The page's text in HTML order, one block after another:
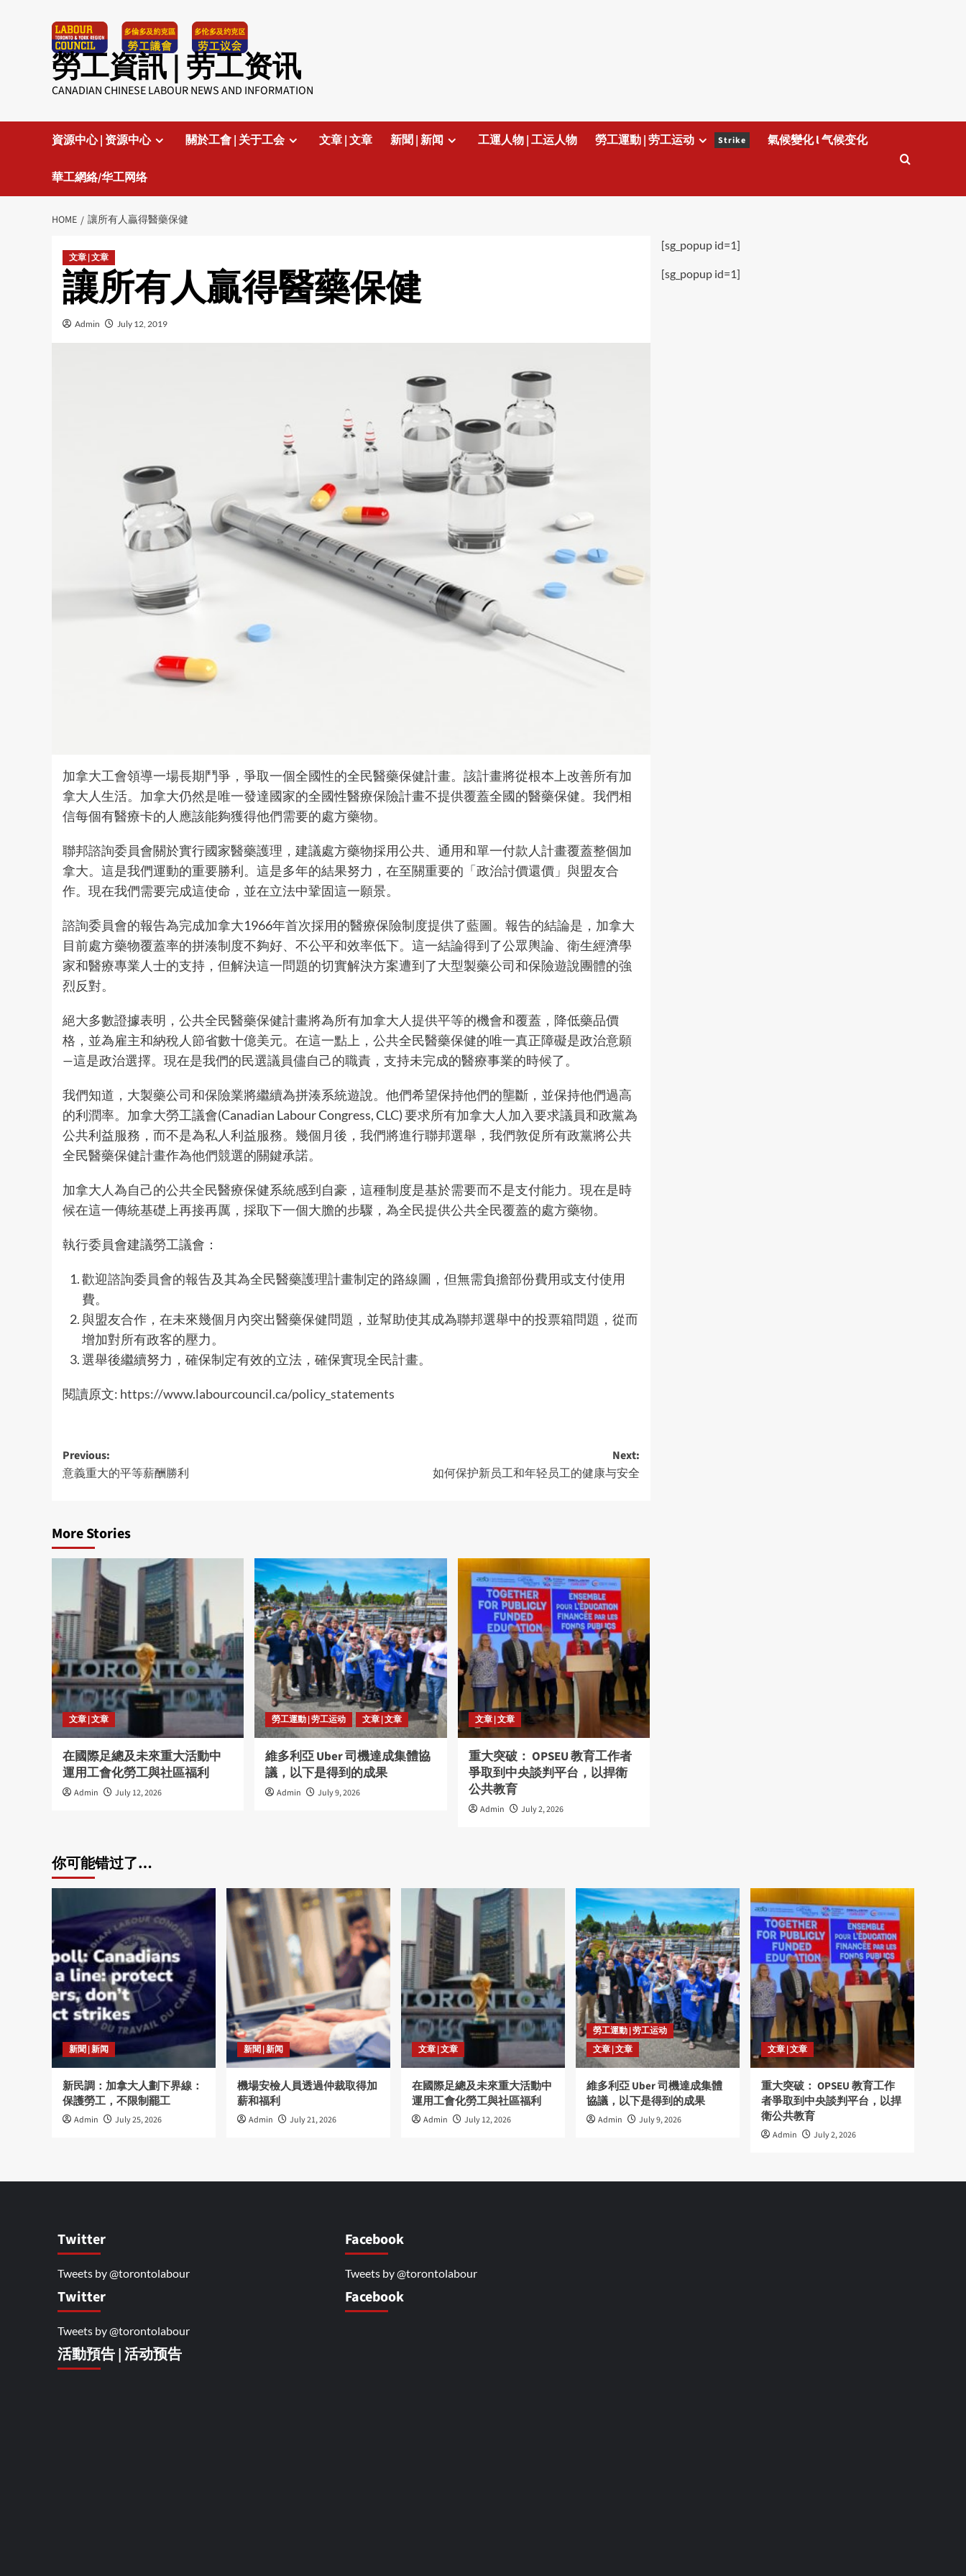
勞工資訊 | 劳工资讯
CANADIAN CHINESE LABOUR NEWS AND INFORMATION
資源中心 | 资源中心 關於工會 | 关于工会 文章 | 文章 新聞 | 新闻 工運人物 | 工运人物 勞工運動 | 劳工运动 Strike 氣候變化 l 气候变化
華工網絡/华工网络
HOME 讓所有人贏得醫藥保健
文章 | 文章
讓所有人贏得醫藥保健
Admin July 12, 2019
加拿大工會領導一場長期鬥爭，爭取一個全國性的全民醫藥保健計畫。該計畫將從根本上改善所有加
拿大人生活。加拿大仍然是唯一發達國家的全國性醫療保險計畫不提供覆蓋全國的醫藥保健。我們相
信每個有醫療卡的人應該能夠獲得他們需要的處方藥物。
聯邦諮詢委員會關於實行國家醫藥護理，建議處方藥物採用公共、通用和單一付款人計畫覆蓋整個加
拿大。這是我們運動的重要勝利。這是多年的結果努力，在至關重要的「政治討價還價」與盟友合
作。現在我們需要完成這使命，並在立法中鞏固這一願景。
諮詢委員會的報告為完成加拿大1966年首次採用的醫療保險制度提供了藍圖。報告的結論是，加拿大
目前處方藥物覆蓋率的拼湊制度不夠好、不公平和效率低下。這一結論得到了公眾輿論、衛生經濟學
家和醫療專業人士的支持，但解決這一問題的切實解決方案遭到了大型製藥公司和保險遊說團體的強
烈反對。
絕大多數證據表明，公共全民醫藥保健計畫將為所有加拿大人提供平等的機會和覆蓋，降低藥品價
格，並為雇主和納稅人節省數十億美元。在這一點上，公共全民醫藥保健的唯一真正障礙是政治意願
—這是政治選擇。現在是我們的民選議員儘自己的職責，支持未完成的醫療事業的時候了。
我們知道，大製藥公司和保險業將繼續為拼湊系統遊說。他們希望保持他們的壟斷，並保持他們過高
的利潤率。加拿大勞工議會(Canadian Labour Congress, CLC) 要求所有加拿大人加入要求議員和政黨為
公共利益服務，而不是為私人利益服務。幾個月後，我們將進行聯邦選舉，我們敦促所有政黨將公共
全民醫藥保健計畫作為他們競選的關鍵承諾。
加拿大人為自己的公共全民醫療保健系統感到自豪，這種制度是基於需要而不是支付能力。現在是時
候在這一傳統基礎上再接再厲，採取下一個大膽的步驟，為全民提供公共全民覆蓋的處方藥物。
執行委員會建議勞工議會：
歡迎諮詢委員會的報告及其為全民醫藥護理計畫制定的路線圖，但無需負擔部份費用或支付使用
費。
與盟友合作，在未來幾個月內突出醫藥保健問題，並幫助使其成為聯邦選舉中的投票箱問題，從而
增加對所有政客的壓力。
選舉後繼續努力，確保制定有效的立法，確保實現全民計畫。
閱讀原文: https://www.labourcouncil.ca/policy_statements
Post
navigation
Previous:
意義重大的平等薪酬勝利
Next:
如何保护新员工和年轻员工的健康与安全
More Stories
文章 | 文章
在國際足總及未來重大活動中
運用工會化勞工與社區福利
Admin July 12, 2026
勞工運動 | 劳工运动 文章 | 文章
維多利亞 Uber 司機達成集體協
議，以下是得到的成果
Admin July 9, 2026
文章 | 文章
重大突破： OPSEU 教育工作者
爭取到中央談判平台，以捍衛
公共教育
Admin July 2, 2026
[sg_popup id=1]
[sg_popup id=1]
你可能错过了…
新聞 | 新闻
新民調：加拿大人劃下界線：
保護勞工，不限制罷工
Admin July 25, 2026
新聞 | 新闻
機場安檢人員透過仲裁取得加
薪和福利
Admin July 21, 2026
文章 | 文章
在國際足總及未來重大活動中
運用工會化勞工與社區福利
Admin July 12, 2026
勞工運動 | 劳工运动
文章 | 文章
維多利亞 Uber 司機達成集體
協議，以下是得到的成果
Admin July 9, 2026
文章 | 文章
重大突破： OPSEU 教育工作
者爭取到中央談判平台，以捍
衛公共教育
Admin July 2, 2026
Twitter
Tweets by @torontolabour
Twitter
Tweets by @torontolabour
Facebook
Tweets by @torontolabour
Facebook
活動預告 | 活动预告